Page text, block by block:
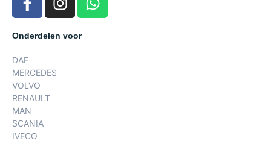
Onderdelen voor
DAF
MERCEDES
VOLVO
RENAULT
MAN
SCANIA
IVECO